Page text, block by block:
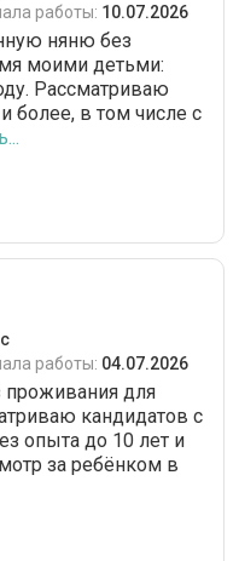
работы: 10.07.2026
няню без
моими детьми:
Рассматриваю
более, в том числе с
работы: 04.07.2026
проживания для
кандидатов с
опыта до 10 лет и
за ребёнком в